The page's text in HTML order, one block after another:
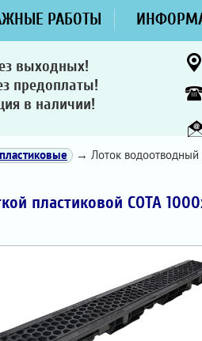
РАБОТЫ
выходных!
предоплаты!
в наличии!
→ Лоток
пластиковой СОТА